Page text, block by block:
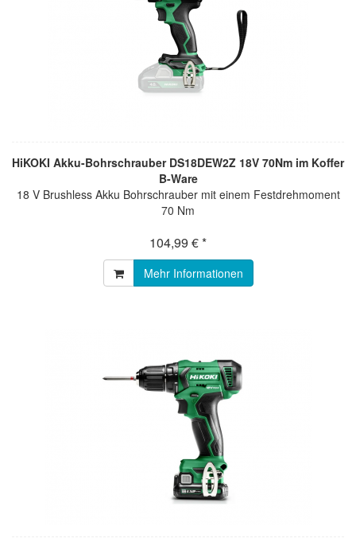
HiKOKI Akku-Bohrschrauber DS18DEW2Z 18V 70Nm im Koffer
B-Ware
18 V Brushless Akku Bohrschrauber mit einem Festdrehmoment
70 Nm
104,99 € *
Mehr Informationen